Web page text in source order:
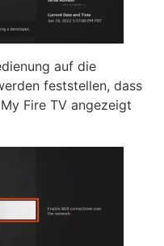
auf die
feststellen, dass
Fire TV angezeigt